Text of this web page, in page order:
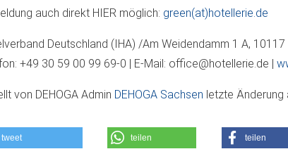
auch direkt HIER möglich: green(at)hotellerie.de
Deutschland (IHA) /Am Weidendamm 1 A, 10117
+49 30 59 00 99 69-0 | E-Mail: office@hotellerie.de |
von DEHOGA Admin DEHOGA Sachsen letzte Änderung
tweet teilen teilen